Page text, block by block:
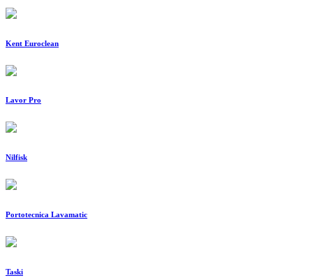
Kent Euroclean
Lavor Pro
Nilfisk
Portotecnica Lavamatic
Taski